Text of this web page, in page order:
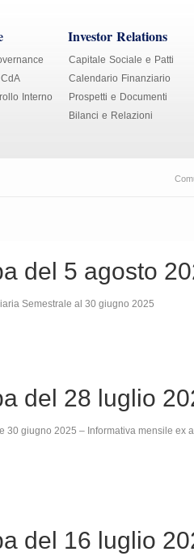
Interno
Investor Relations
Capitale Sociale e Patti
Calendario Finanziario
Prospetti e Documenti
Bilanci e Relazioni
del 5 agosto
Semestrale al 30 giugno 2025
del 28 luglio
giugno 2025 – Informativa mensile ex
del 16 luglio